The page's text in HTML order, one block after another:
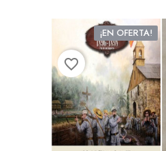
¡EN OFERTA!
favorite_border